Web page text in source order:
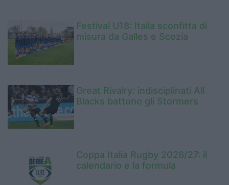
Festival U18: Italia sconfitta di
misura da Galles e Scozia
Great Rivalry: indisciplinati All
Blacks battono gli Stormers
Coppa Italia Rugby 2026/27: il
calendario e la formula